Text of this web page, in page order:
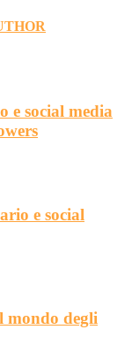
e social media
e social
mondo degli